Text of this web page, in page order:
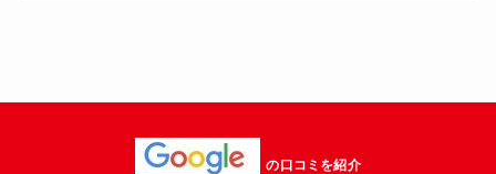
の口コミを紹介